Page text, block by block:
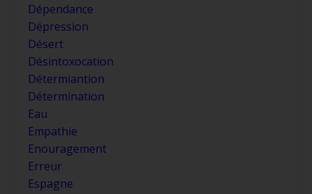
Dépendance
Dépression
Désert
Désintoxocation
Détermiantion
Détermination
Eau
Empathie
Enouragement
Erreur
Espagne